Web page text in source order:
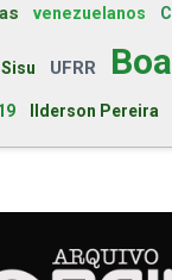
venezuelanos
Sisu UFRR
Ilderson Pereira